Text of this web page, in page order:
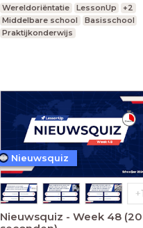
Wereldoriëntatie LessonUp
+2
Middelbare school
Basisschool
Praktijkonderwijs
Nieuwsquiz - Week 48 (20
Nieuwsquiz